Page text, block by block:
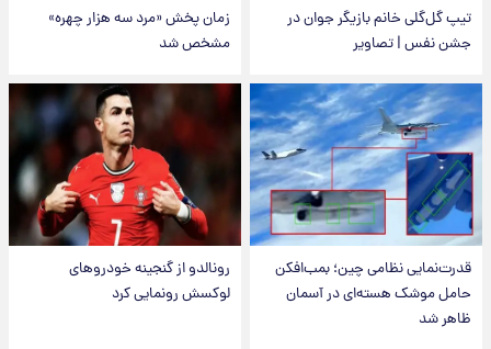
تیپ گل‌گلی خانم بازیگر جوان در
جشن نفس | تصاویر
زمان پخش «مرد سه هزار چهره»
مشخص شد
قدرت‌نمایی نظامی چین؛ بمب‌افکن
حامل موشک هسته‌ای در آسمان
ظاهر شد
رونالدو از گنجینه خودروهای
لوکسش رونمایی کرد